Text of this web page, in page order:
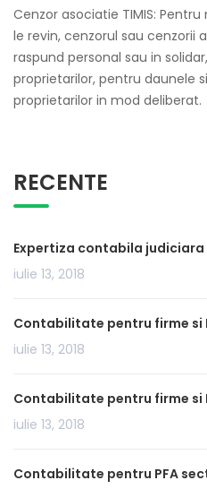
Cenzor asociatie TIMIS:
le revin, cenzorul sau cenzorii
raspund personal sau in
proprietarilor, pentru daunele
proprietarilor in mod deliberat.
RECENTE
Expertiza contabila judiciara
iulie 13, 2018
Contabilitate pentru firme si
iulie 13, 2018
Contabilitate pentru firme si
iulie 13, 2018
Contabilitate pentru PFA